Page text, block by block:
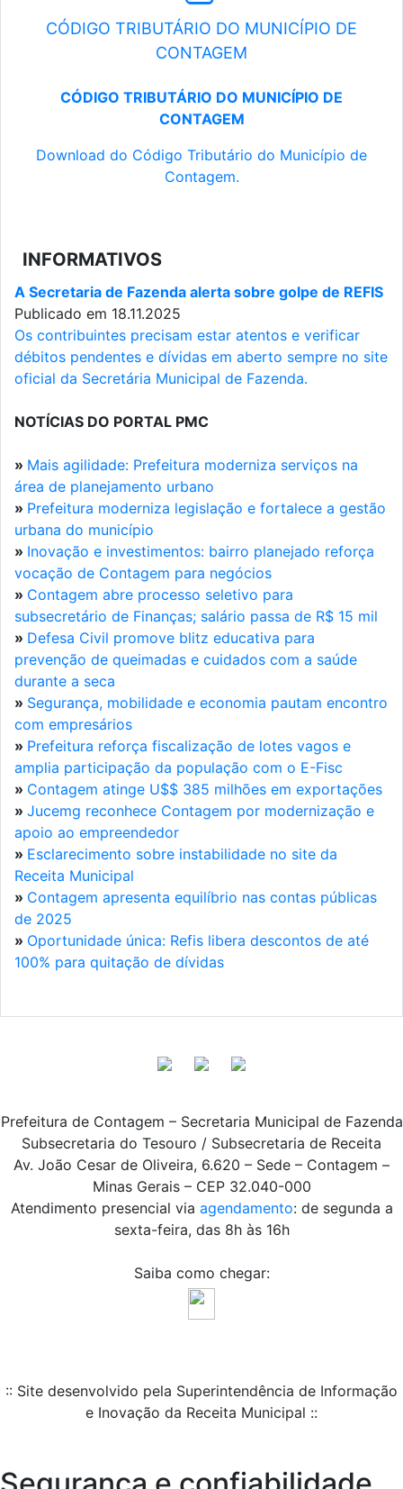
CÓDIGO TRIBUTÁRIO DO MUNICÍPIO DE
CONTAGEM
CÓDIGO TRIBUTÁRIO DO MUNICÍPIO DE
CONTAGEM
Download do Código Tributário do Município de
Contagem.
INFORMATIVOS
A Secretaria de Fazenda alerta sobre golpe de REFIS
Publicado em 18.11.2025
Os contribuintes precisam estar atentos e verificar
débitos pendentes e dívidas em aberto sempre no site
oficial da Secretária Municipal de Fazenda.
NOTÍCIAS DO PORTAL PMC
» Mais agilidade: Prefeitura moderniza serviços na
área de planejamento urbano
» Prefeitura moderniza legislação e fortalece a gestão
urbana do município
» Inovação e investimentos: bairro planejado reforça
vocação de Contagem para negócios
» Contagem abre processo seletivo para
subsecretário de Finanças; salário passa de R$ 15 mil
» Defesa Civil promove blitz educativa para
prevenção de queimadas e cuidados com a saúde
durante a seca
» Segurança, mobilidade e economia pautam encontro
com empresários
» Prefeitura reforça fiscalização de lotes vagos e
amplia participação da população com o E-Fisc
» Contagem atinge U$$ 385 milhões em exportações
» Jucemg reconhece Contagem por modernização e
apoio ao empreendedor
» Esclarecimento sobre instabilidade no site da
Receita Municipal
» Contagem apresenta equilíbrio nas contas públicas
de 2025
» Oportunidade única: Refis libera descontos de até
100% para quitação de dívidas
Prefeitura de Contagem – Secretaria Municipal de Fazenda
Subsecretaria do Tesouro / Subsecretaria de Receita
Av. João Cesar de Oliveira, 6.620 – Sede – Contagem –
Minas Gerais – CEP 32.040-000
Atendimento presencial via agendamento: de segunda a
sexta-feira, das 8h às 16h
Saiba como chegar:
:: Site desenvolvido pela Superintendência de Informação
e Inovação da Receita Municipal ::